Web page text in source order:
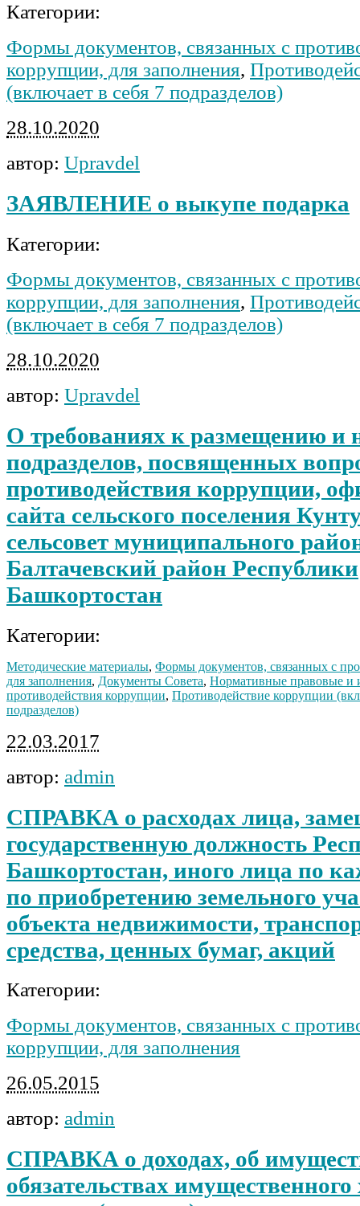
Категории:
Формы документов, связанных с
коррупции, для заполнения,
(включает в себя 7 подразделов)
28.10.2020
автор: Upravdel
ЗАЯВЛЕНИЕ о выкупе подарка
Категории:
Формы документов, связанных с
коррупции, для заполнения,
(включает в себя 7 подразделов)
28.10.2020
автор: Upravdel
О требованиях к размещению и
подразделов, посвященных
противодействия коррупции,
сайта сельского поселения
сельсовет муниципального
Балтачевский район Республики
Башкортостан
Категории:
Методические материалы, Формы документов, связанных с
для заполнения, Документы Совета, Нормативные правовые и
противодействия коррупции, Противодействие коррупции
подразделов)
22.03.2017
автор: admin
СПРАВКА о расходах лица,
государственную должность
Башкортостан, иного лица по
по приобретению земельного
объекта недвижимости,
средства, ценных бумаг, акций
Категории:
Формы документов, связанных с
коррупции, для заполнения
26.05.2015
автор: admin
СПРАВКА о доходах, об
обязательствах имущественного